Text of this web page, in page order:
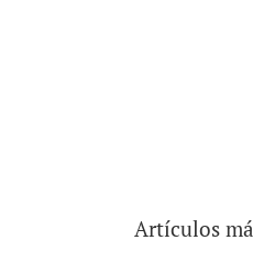
Artículos